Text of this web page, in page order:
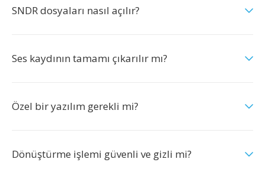
SNDR dosyaları nasıl açılır?
Ses kaydının tamamı çıkarılır mı?
Özel bir yazılım gerekli mi?
Dönüştürme işlemi güvenli ve gizli mi?